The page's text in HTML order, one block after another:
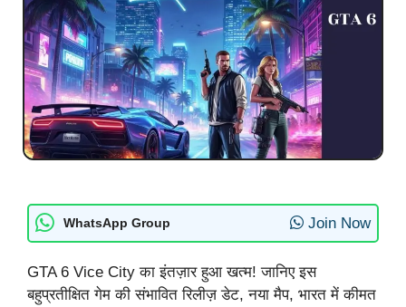
WhatsApp Group Join Now
GTA 6 Vice City का इंतज़ार हुआ खत्म! जानिए इस
बहुप्रतीक्षित गेम की संभावित रिलीज़ डेट, नया मैप, भारत में कीमत